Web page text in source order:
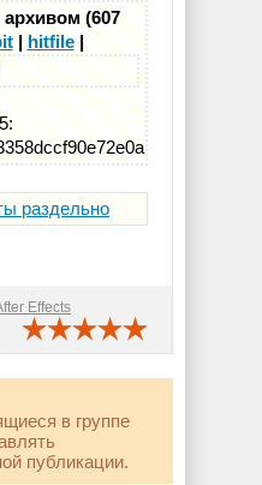
(607
| hitfile|
раздельно
Effects
в группе
публикации.